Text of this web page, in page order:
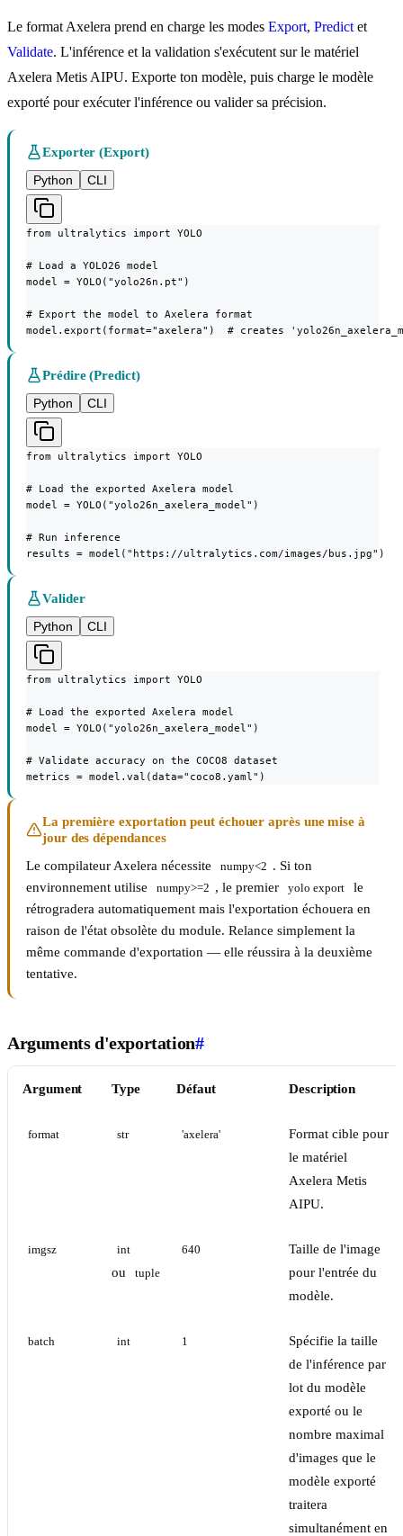
Le format Axelera prend en charge les modes Export, Predict et
Validate. L'inférence et la validation s'exécutent sur le matériel
Axelera Metis AIPU. Exporte ton modèle, puis charge le modèle
exporté pour exécuter l'inférence ou valider sa précision.
Exporter (Export)
Python
CLI
from ultralytics import YOLO
# Load a YOLO26 model
model = YOLO("yolo26n.pt")
# Export the model to Axelera format
model.export(format="axelera")  # creates
Prédire (Predict)
Python
CLI
from ultralytics import YOLO
# Load the exported Axelera model
model = YOLO("yolo26n_axelera_model")
# Run inference
results = model("https://ultralytics.com/images/bus.jpg")
Valider
Python
CLI
from ultralytics import YOLO
# Load the exported Axelera model
model = YOLO("yolo26n_axelera_model")
# Validate accuracy on the COCO8 dataset
metrics = model.val(data="coco8.yaml")
La première exportation peut échouer après une mise à
jour des dépendances
Le compilateur Axelera nécessite
numpy<2 . Si ton
environnement utilise
numpy>=2 , le premier yolo export
le
rétrogradera automatiquement mais l'exportation échouera en
raison de l'état obsolète du module. Relance simplement la
même commande d'exportation — elle réussira à la deuxième
tentative.
Arguments d'exportation#
Argument Type Défaut Description
format str 'axelera'
Format cible pour
le matériel
Axelera Metis
AIPU.
imgsz int
ou tuple
640
Taille de l'image
pour l'entrée du
modèle.
batch int 1
Spécifie la taille
de l'inférence par
lot du modèle
exporté ou le
nombre maximal
d'images que le
modèle exporté
traitera
simultanément en